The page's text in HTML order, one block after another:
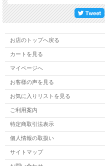
サイズ/高さ21.5cm×11cm国産品で、
比較したところです。 響き方にかな
り甲高く響きます。
お店のトップへ戻る
カートを見る
マイページへ
お客様の声を見る
お気に入りリストを見る
ご利用案内
特定商取引法表示
個人情報の取扱い
サイトマップ